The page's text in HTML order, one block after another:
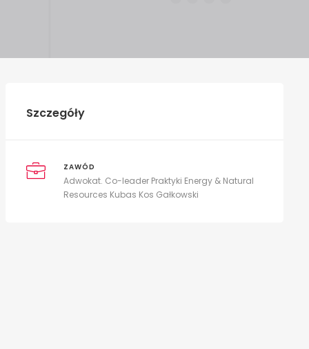
Szczegóły
ZAWÓD
Adwokat. Co-leader Praktyki Energy & Natural
Resources Kubas Kos Gałkowski